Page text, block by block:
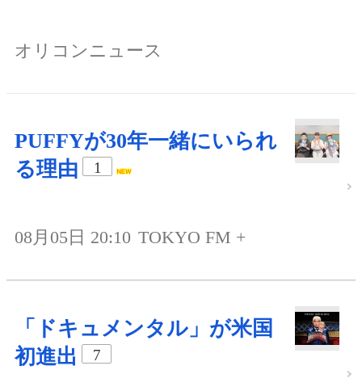
オリコンニュース
PUFFYが30年一緒にいられ
る理由
1
08月05日 20:10 TOKYO FM +
「ドキュメンタル」が米国
初進出
7